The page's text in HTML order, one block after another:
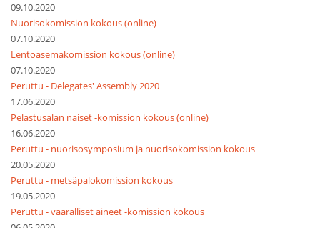
09.10.2020
Nuorisokomission kokous (online)
07.10.2020
Lentoasemakomission kokous (online)
07.10.2020
Peruttu - Delegates' Assembly 2020
17.06.2020
Pelastusalan naiset -komission kokous (online)
16.06.2020
Peruttu - nuorisosymposium ja nuorisokomission kokous
20.05.2020
Peruttu - metsäpalokomission kokous
19.05.2020
Peruttu - vaaralliset aineet -komission kokous